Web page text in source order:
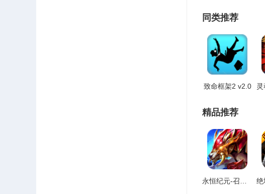
同类推荐
致命框架2 v2.0
精品推荐